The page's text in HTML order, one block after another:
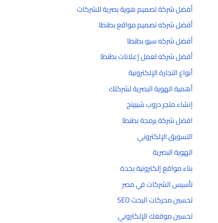
أفضل شركة تصميم هوية بصرية للشركات
أفضل شركه تصميم مواقع بطنطا
أفضل شركه سيو بطنطا
أفضل شركه لعمل إعلانات بطنطا
أنواع التجارة الإلكترونية
أهمية الهوية البصرية لشركتك
إنشاء متجر دروب شيبينج
افضل شركة برمجة بطنطا
التسويق الإلكتروني
الهوية البصرية
بناء مواقع إلكترونية بجدة
تأسيس الشركات في مصر
تحسين محركات البحث SEO
تحسين موقعك الإلكتروني